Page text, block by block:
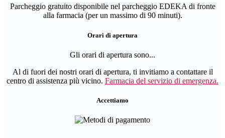
Parcheggio gratuito disponibile nel parcheggio EDEKA di fronte
alla farmacia (per un massimo di 90 minuti).
Orari di apertura
Gli orari di apertura sono...
Al di fuori dei nostri orari di apertura, ti invitiamo a contattare il
centro di assistenza più vicino. Farmacia del servizio di emergenza.
Accettiamo